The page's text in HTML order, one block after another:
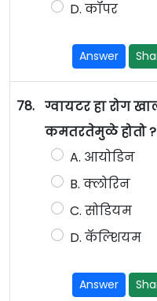
D. कॉपर
Answer
78. ग्वायटर हा रोग
कमतरतेमुळे होतो ?
A. आयोडिन
B. क्लोरिन
C. सोडियम
D. कॅल्शियम
Answer